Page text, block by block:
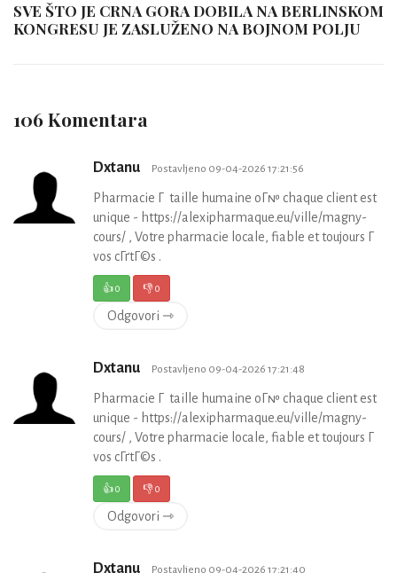
SVE ŠTO JE CRNA GORA DOBILA NA BERLINSKOM
KONGRESU JE ZASLUŽENO NA BOJNOM POLJU
106 Komentara
Dxtanu Postavljeno 09-04-2026 17:21:56
Pharmacie Г taille humaine oГ№ chaque client est
unique - https://alexipharmaque.eu/ville/magny-
cours/ , Votre pharmacie locale, fiable et toujours Г
vos cГґtГ©s .
👍0 👎0
Odgovori ⇾
Dxtanu Postavljeno 09-04-2026 17:21:48
Pharmacie Г taille humaine oГ№ chaque client est
unique - https://alexipharmaque.eu/ville/magny-
cours/ , Votre pharmacie locale, fiable et toujours Г
vos cГґtГ©s .
👍0 👎0
Odgovori ⇾
Dxtanu Postavljeno 09-04-2026 17:21:40